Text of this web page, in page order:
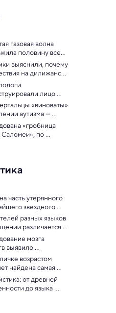
газовая волна
половину всей
жизни во время
массового
выяснили, почему
на дилижансах
лицо
«виноваты»
аутизма —
«гробница
Саломеи», по
часть утерянного
звездного
— 2000-летней
Гиппарха
разных языков
различается
мозгамозга
выявило
для каждого
нейроны
возрастом
найдена самая
история о хитром
от древней
до языка